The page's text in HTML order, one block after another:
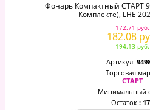
Фонарь Компактный СТАРТ
Комплекте), LHE
172.71 руб.
182.08
194.13 руб.
Артикул:
Торговая
СТАРТ
Минимальный
Остаток :